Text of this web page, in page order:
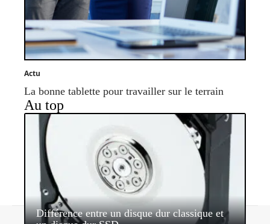
Actu
La bonne tablette pour travailler sur le terrain
Au top
Différence entre un disque dur classique et
Contact Mentions légales Sitemap